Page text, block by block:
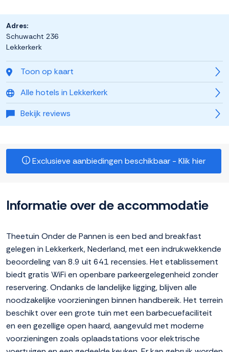
Toon op kaart
Alle hotels in Lekkerkerk
Bekijk reviews
Adres:
Schuwacht 236
Lekkerkerk
Exclusieve aanbiedingen beschikbaar - Klik hier
Informatie over de accommodatie
Theetuin Onder de Pannen is een bed and breakfast
gelegen in Lekkerkerk, Nederland, met een indrukwekkende
beoordeling van 8.9 uit 641 recensies. Het etablissement
biedt gratis WiFi en openbare parkeergelegenheid zonder
reservering. Ondanks de landelijke ligging, blijven alle
noodzakelijke voorzieningen binnen handbereik. Het terrein
beschikt over een grote tuin met een barbecuefaciliteit
en een gezellige open haard, aangevuld met moderne
voorzieningen zoals oplaadstations voor elektrische